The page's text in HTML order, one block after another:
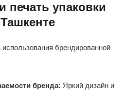
печать упаковки
брендированной
бренда: Яркий дизайн и